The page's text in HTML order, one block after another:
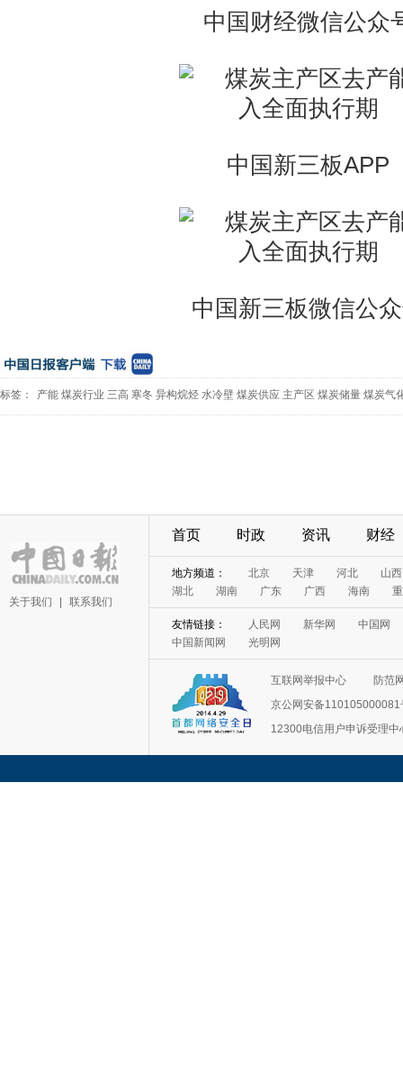
中国财经微信公众
中国新三板APP
中国新三板微信公
标签： 产能 煤炭行业 三高 寒冬 异构烷烃 水冷壁 煤炭供应 主产区 煤炭储量 煤炭气
关于我们 联系我们
首页 时政 资讯 财经
地方频道： 北京 天津 河北
山西
湖北
湖南 广东 广西 海南
友情链接： 人民网 新华网
中国网
中国新闻网
光明网
互联网举报中心
防范
京公网安备110105000081
12300电信用户申诉受理中